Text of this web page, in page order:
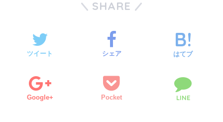
SHARE
ツイート シェア はてブ
Google+ Pocket LINE